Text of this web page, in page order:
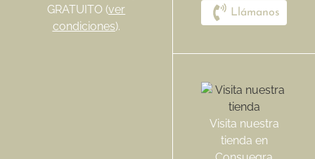
GRATUITO (ver
condiciones).
Llámanos
Visita nuestra
tienda en